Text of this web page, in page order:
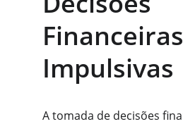
Financeiras
Impulsivas
A tomada de decisões